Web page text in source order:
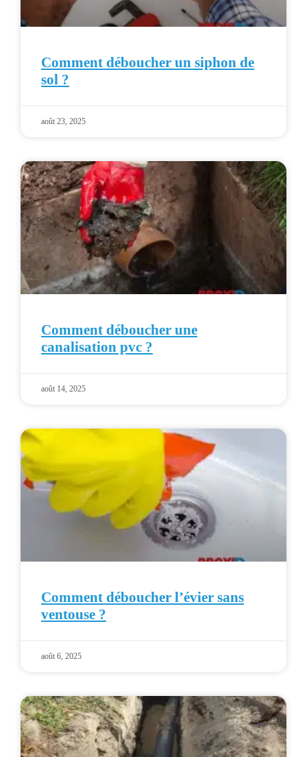
Comment déboucher un siphon de
sol ?
août 23, 2025
Comment déboucher une
canalisation pvc ?
août 14, 2025
Comment déboucher l’évier sans
ventouse ?
août 6, 2025